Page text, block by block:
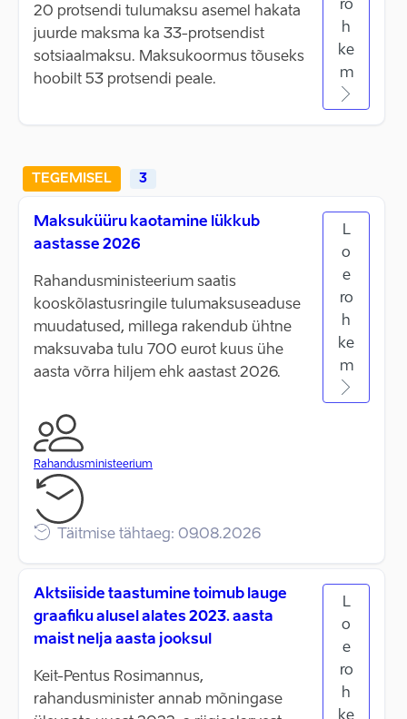
20 protsendi tulumaksu asemel hakata
juurde maksma ka 33-protsendist
sotsiaalmaksu. Maksukoormus tõuseks
hoobilt 53 protsendi peale.
ro
h
ke
m
TEGEMISEL 3
Maksuküüru kaotamine lükkub
aastasse 2026
Rahandusministeerium saatis
kooskõlastusringile tulumaksuseaduse
muudatused, millega rakendub ühtne
maksuvaba tulu 700 eurot kuus ühe
aasta võrra hiljem ehk aastast 2026.
Rahandusministeerium
Täitmise tähtaeg: 09.08.2026
L
o
e
ro
h
ke
m
Aktsiiside taastumine toimub lauge
graafiku alusel alates 2023. aasta
maist nelja aasta jooksul
Keit-Pentus Rosimannus,
rahandusminister annab mõningase
L
o
e
ro
h